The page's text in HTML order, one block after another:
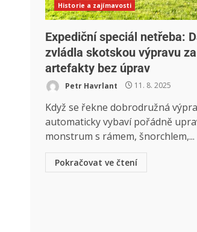
Historie a zajímavosti
Expediční speciál netřeba:
zvládla skotskou výpravu
artefakty bez úprav
Petr Havrlant 11. 8. 2025
Když se řekne dobrodružná
automaticky vybaví pořádně
monstrum s rámem, šnorchlem,...
Pokračovat ve čtení